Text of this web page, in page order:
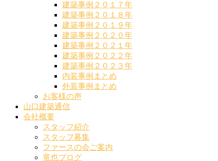
建築事例２０１７年
建築事例２０１８年
建築事例２０１９年
建築事例２０２０年
建築事例２０２１年
建築事例２０２２年
建築事例２０２３年
内装事例まとめ
外装事例まとめ
お客様の声
山口建築通信
会社概要
スタッフ紹介
スタッフ募集
ファースの会ご案内
竜也ブログ